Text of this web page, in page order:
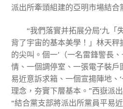
派出所牽頭組建的亞明市場結合
“我們落實并拓展分局‘九「
背了宇宙的基本美學！」林天
的尖叫。個一’（一名雷鋒警長
情、一個調停室、一張電子裝
易近意訴求箱、一個宣揚陣地、
理念，夯實下層基本。”西嶽派
“結合黨支部將派出所黨員平易近